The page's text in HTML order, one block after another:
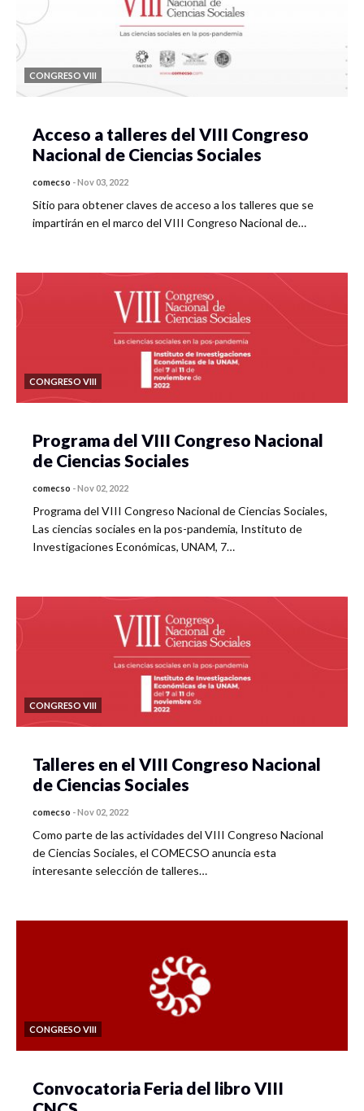
CONGRESO VIII
Acceso a talleres del VIII Congreso
Nacional de Ciencias Sociales
comecso -Nov 03, 2022
Sitio para obtener claves de acceso a los talleres que se
impartirán en el marco del VIII Congreso Nacional de…
CONGRESO VIII
Programa del VIII Congreso Nacional
de Ciencias Sociales
comecso -Nov 02, 2022
Programa del VIII Congreso Nacional de Ciencias Sociales,
Las ciencias sociales en la pos-pandemia, Instituto de
Investigaciones Económicas, UNAM, 7…
CONGRESO VIII
Talleres en el VIII Congreso Nacional
de Ciencias Sociales
comecso -Nov 02, 2022
Como parte de las actividades del VIII Congreso Nacional
de Ciencias Sociales, el COMECSO anuncia esta
interesante selección de talleres…
CONGRESO VIII
Convocatoria Feria del libro VIII